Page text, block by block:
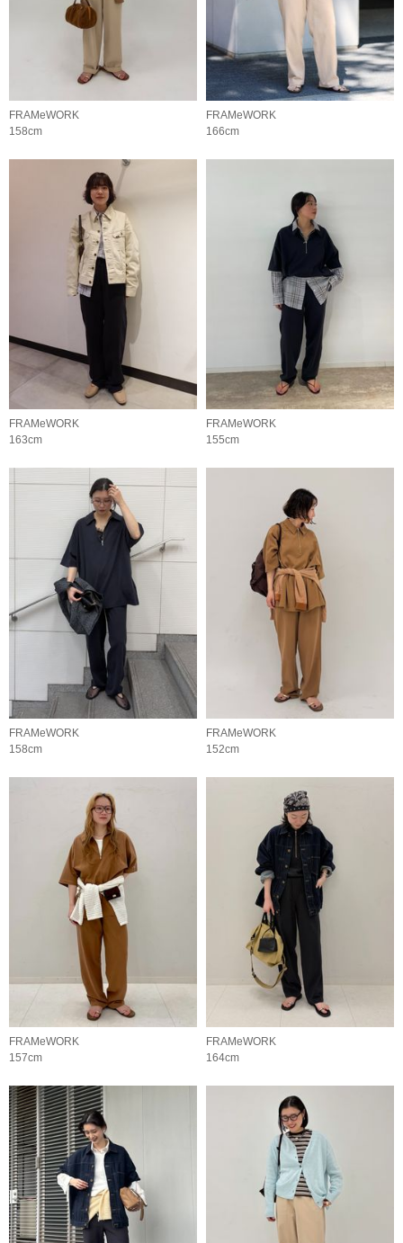
FRAMeWORK
158cm
FRAMeWORK
166cm
FRAMeWORK
163cm
FRAMeWORK
155cm
FRAMeWORK
158cm
FRAMeWORK
152cm
FRAMeWORK
157cm
FRAMeWORK
164cm